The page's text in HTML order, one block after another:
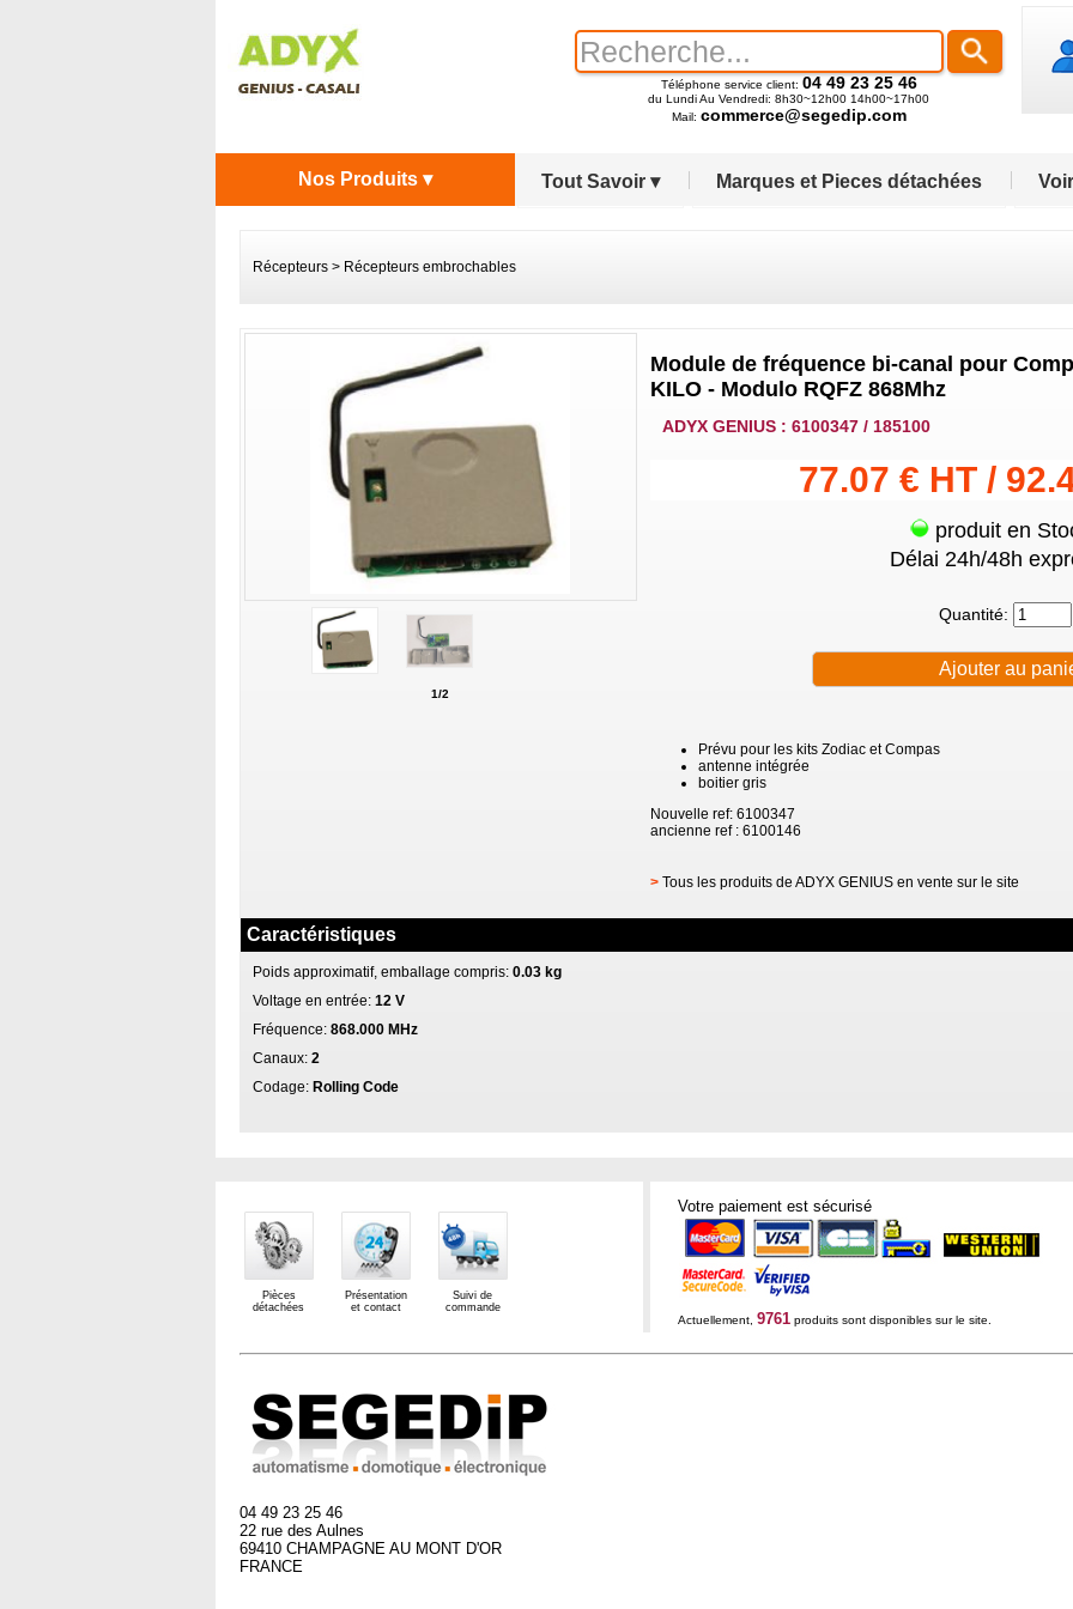
Téléphone service client: 04 49 23 25 46
du Lundi Au Vendredi: 8h30~12h00 14h00~17h00
Mail: commerce@segedip.com
Tout Savoir ▾ Marques et Pieces détachées
Nos Produits ▾
Récepteurs> Récepteurs embrochables
1/2
Module de fréquence bi-canal pour
KILO - Modulo RQFZ 868Mhz
ADYX GENIUS : 6100347 / 185100
77.07 € HT /
produit en
Délai 24h/48h
Quantité:
Prévu pour les kits Zodiac et Compas
antenne intégrée
boitier gris
Nouvelle ref: 6100347
ancienne ref : 6100146
> Tous les produits de ADYX GENIUS en vente sur le site
Caractéristiques
Poids approximatif, emballage compris:0.03 kg
Voltage en entrée:12 V
Fréquence:868.000 MHz
Canaux:2
Codage:Rolling Code
Pièces
détachées
Présentation
et contact
Suivi de
commande
Votre paiement est sécurisé
Actuellement, 9761produits sont disponibles sur le site.
04 49 23 25 46
22 rue des Aulnes
69410 CHAMPAGNE AU MONT D'OR
FRANCE